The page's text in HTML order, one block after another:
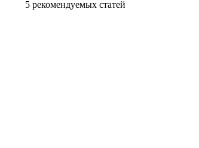
5 рекомендуемых статей